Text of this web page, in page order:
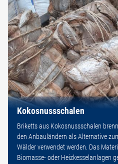
Kokosnussschalen
Briketts aus Kokosnussschalen
den Anbauländern als Alternative
Wälder verwendet werden. Das
Biomasse- oder Heizkesselanlagen